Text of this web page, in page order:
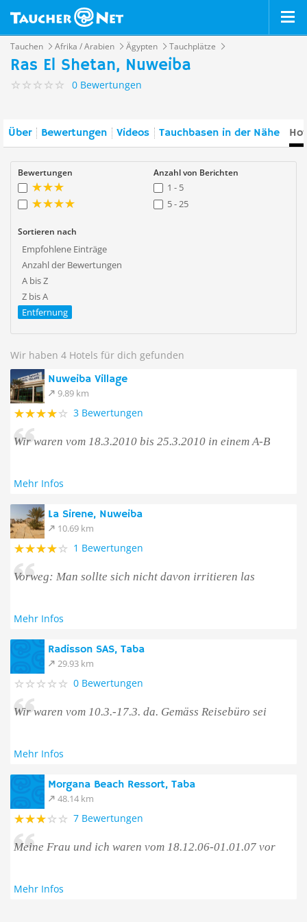
Tauchen Afrika / Arabien Ägypten Tauchplätze
Ras El Shetan, Nuweiba
0 Bewertungen
Über Bewertungen Videos Tauchbasen in der Nähe
Bewertungen Anzahl von Berichten
1 - 5
5 - 25
Sortieren nach
Empfohlene Einträge
Anzahl der Bewertungen
A bis Z
Z bis A
Entfernung
Wir haben 4 Hotels für dich gefunden
Nuweiba Village
9.89 km
3 Bewertungen
Wir waren vom 18.3.2010 bis 25.3.2010 in einem A-B
Mehr Infos
La Sirene, Nuweiba
10.69 km
1 Bewertungen
Vorweg: Man sollte sich nicht davon irritieren las
Mehr Infos
Radisson SAS, Taba
29.93 km
0 Bewertungen
Wir waren vom 10.3.-17.3. da. Gemäss Reisebüro sei
Mehr Infos
Morgana Beach Ressort, Taba
48.14 km
7 Bewertungen
Meine Frau und ich waren vom 18.12.06-01.01.07 vor
Mehr Infos